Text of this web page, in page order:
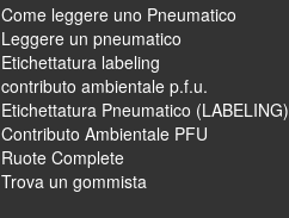
Come leggere uno Pneumatico
Leggere un pneumatico
Etichettatura labeling
contributo ambientale p.f.u.
Etichettatura Pneumatico (LABELING)
Contributo Ambientale PFU
Ruote Complete
Trova un gommista